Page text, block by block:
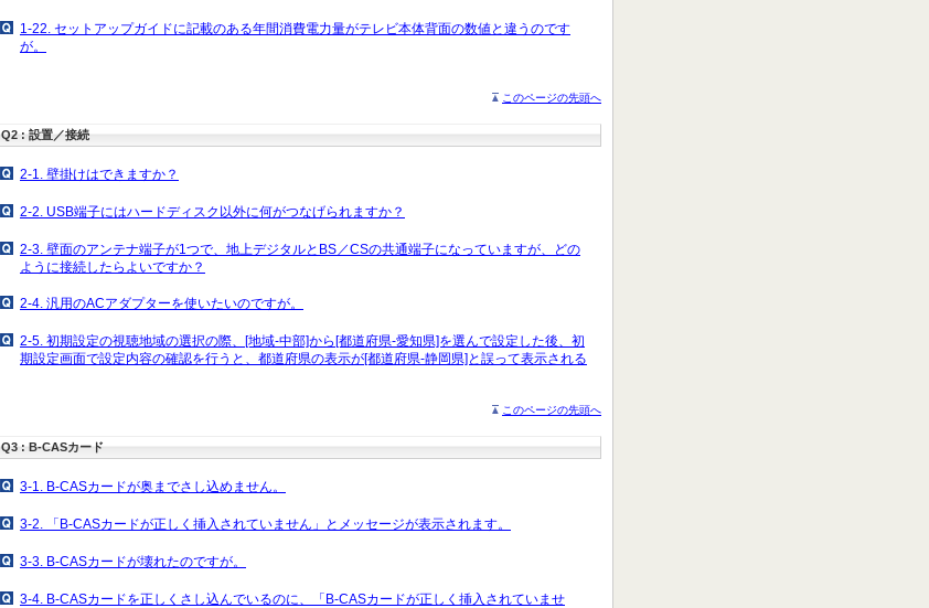
1-22. セットアップガイドに記載のある年間消費電力量がテレビ本体背面の数値と違うのです
が。
このページの先頭へ
Q2 : 設置／接続
2-1. 壁掛けはできますか？
2-2. USB端子にはハードディスク以外に何がつなげられますか？
2-3. 壁面のアンテナ端子が1つで、地上デジタルとBS／CSの共通端子になっていますが、どの
ように接続したらよいですか？
2-4. 汎用のACアダプターを使いたいのですが。
2-5. 初期設定の視聴地域の選択の際、[地域-中部]から[都道府県-愛知県]を選んで設定した後、初
期設定画面で設定内容の確認を行うと、都道府県の表示が[都道府県-静岡県]と誤って表示される
このページの先頭へ
Q3 : B-CASカード
3-1. B-CASカードが奥までさし込めません。
3-2. 「B-CASカードが正しく挿入されていません」とメッセージが表示されます。
3-3. B-CASカードが壊れたのですが。
3-4. B-CASカードを正しくさし込んでいるのに、「B-CASカードが正しく挿入されていませ